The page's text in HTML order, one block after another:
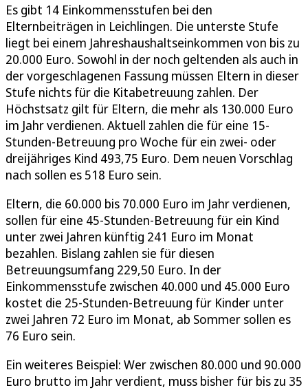
Es gibt 14 Einkommensstufen bei den
Elternbeiträgen in Leichlingen. Die unterste Stufe
liegt bei einem Jahreshaushaltseinkommen von bis zu
20.000 Euro. Sowohl in der noch geltenden als auch in
der vorgeschlagenen Fassung müssen Eltern in dieser
Stufe nichts für die Kitabetreuung zahlen. Der
Höchstsatz gilt für Eltern, die mehr als 130.000 Euro
im Jahr verdienen. Aktuell zahlen die für eine 15-
Stunden-Betreuung pro Woche für ein zwei- oder
dreijähriges Kind 493,75 Euro. Dem neuen Vorschlag
nach sollen es 518 Euro sein.
Eltern, die 60.000 bis 70.000 Euro im Jahr verdienen,
sollen für eine 45-Stunden-Betreuung für ein Kind
unter zwei Jahren künftig 241 Euro im Monat
bezahlen. Bislang zahlen sie für diesen
Betreuungsumfang 229,50 Euro. In der
Einkommensstufe zwischen 40.000 und 45.000 Euro
kostet die 25-Stunden-Betreuung für Kinder unter
zwei Jahren 72 Euro im Monat, ab Sommer sollen es
76 Euro sein.
Ein weiteres Beispiel: Wer zwischen 80.000 und 90.000
Euro brutto im Jahr verdient, muss bisher für bis zu 35